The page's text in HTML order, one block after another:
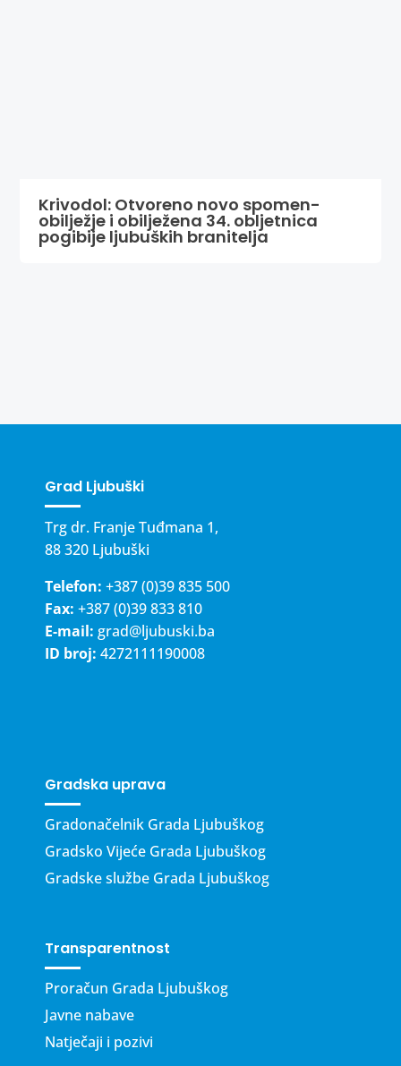
Krivodol: Otvoreno novo spomen-
obilježje i obilježena 34. obljetnica
pogibije ljubuških branitelja
Grad Ljubuški
Trg dr. Franje Tuđmana 1,
88 320 Ljubuški
Telefon: +387 (0)39 835 500
Fax: +387 (0)39 833 810
E-mail: grad@ljubuski.ba
ID broj: 4272111190008
Gradska uprava
Gradonačelnik Grada Ljubuškog
Gradsko Vijeće Grada Ljubuškog
Gradske službe Grada Ljubuškog
Transparentnost
Proračun Grada Ljubuškog
Javne nabave
Natječaji i pozivi